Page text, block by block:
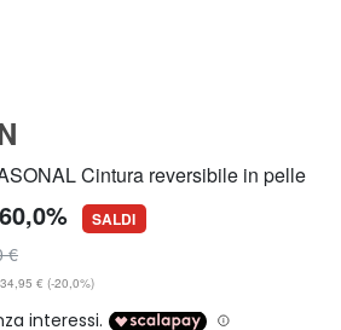
Cintura reversibile in pelle
SALDI
€
€ (-20,0%)